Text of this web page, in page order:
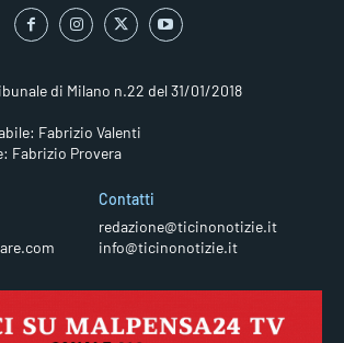
di Milano n.22 del 31/01/2018
Fabrizio Valenti
Fabrizio Provera
Contatti
redazione@ticinonotizie.it
info@ticinonotizie.it